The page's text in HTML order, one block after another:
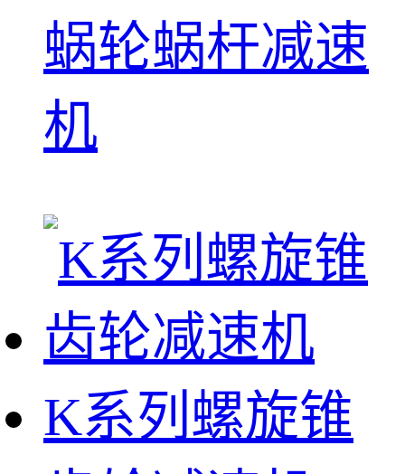
蜗轮蜗杆减速
机
K系列螺旋锥